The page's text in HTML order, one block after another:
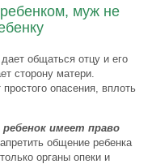
муж не
общаться отцу и его
сторону матери.
опасения, вплоть
ребенок имеет право
общение ребенка
органы опеки и